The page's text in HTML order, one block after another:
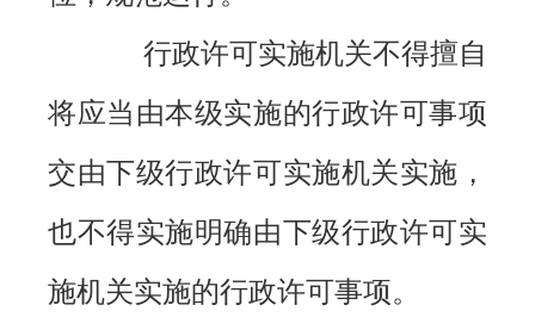
行政许可实施机关不得擅自
将应当由本级实施的行政许可事项
交由下级行政许可实施机关实施，
也不得实施明确由下级行政许可实
施机关实施的行政许可事项。